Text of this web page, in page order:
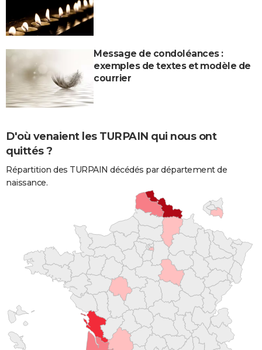
Message de condoléances :
exemples de textes et modèle de
courrier
D'où venaient les TURPAIN qui nous ont
quittés ?
Répartition des TURPAIN décédés par département de
naissance.